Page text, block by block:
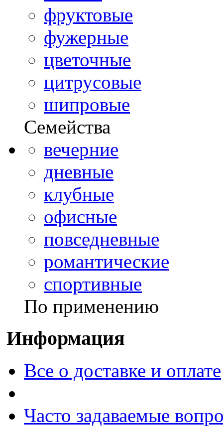
фруктовые
фужерные
цветочные
цитрусовые
шипровые
Семейства
вечерние
дневные
клубные
офисные
повседневные
романтические
спортивные
По применению
Информация
Все о доставке и оплате
Часто задаваемые